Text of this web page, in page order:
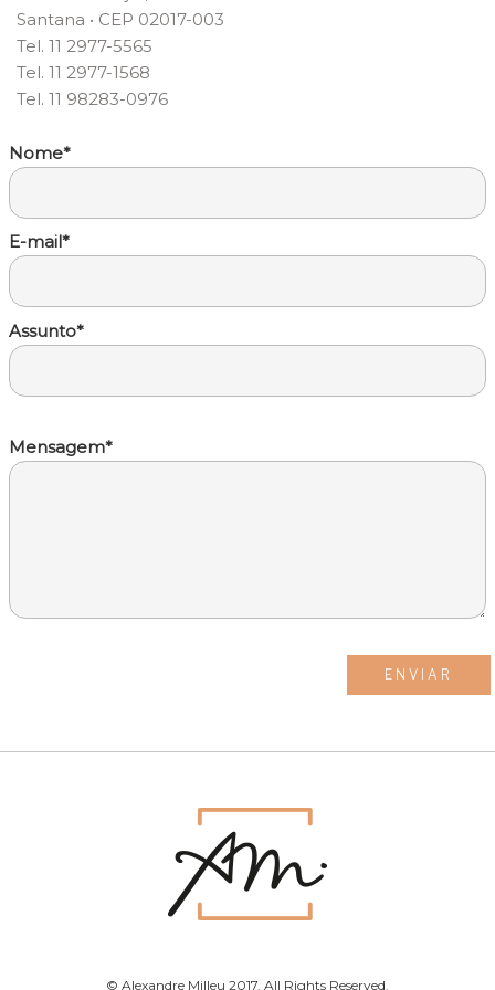
Santana • CEP 02017-003
Tel. 11 2977-5565
Tel. 11 2977-1568
Tel. 11 98283-0976
Nome*
E-mail*
Assunto*
Mensagem*
© Alexandre Milleu 2017. All Rights Reserved.